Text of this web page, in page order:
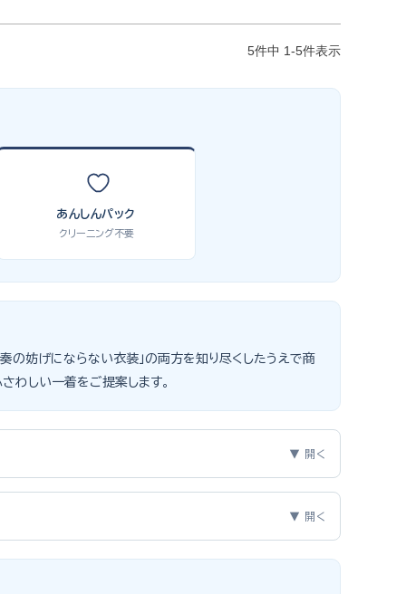
5件中 1-5件表示
あんしんパック
クリーニング不要
の妨げにならない衣装」の両方を知り尽くしたうえで商
わしい一着をご提案します。
▼ 開く
つのポイントをご紹介します。
▼ 開く